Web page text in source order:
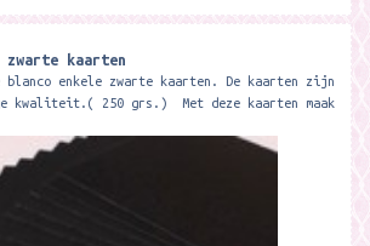
zwarte kaarten
blanco enkele zwarte kaarten. De kaarten zijn
kwaliteit.( 250 grs.) Met deze kaarten maak